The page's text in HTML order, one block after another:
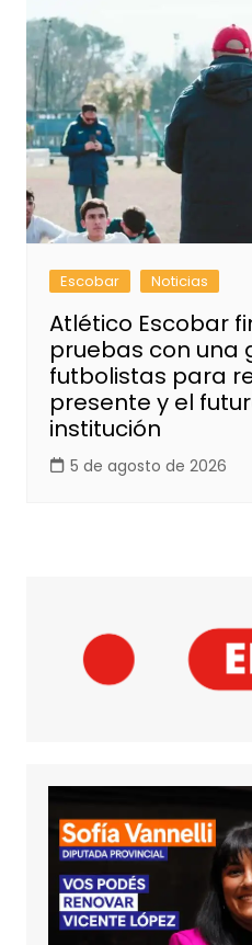
Escobar Noticias
Atlético Escobar
pruebas con una
futbolistas para
presente y el
institución
5 de agosto de 2026